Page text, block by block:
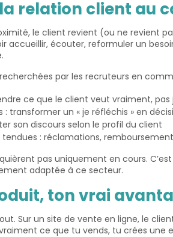
relation client au
le client revient (ou ne revient
accueillir, écouter, reformuler un
par les recruteurs en
ce que le client veut vraiment, pas
: transformer un « je réfléchis » en
son discours selon le profil du client
: réclamations,
pas uniquement en cours.
adaptée à ce secteur.
ton vrai
Sur un site de vente en ligne, le
ce que tu vends, tu crées une